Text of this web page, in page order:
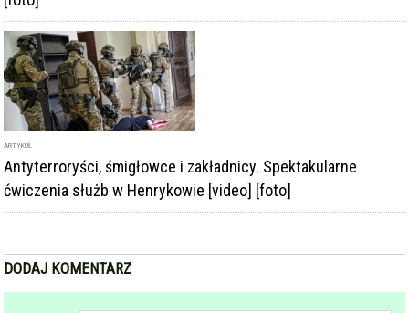
ARTYKUŁ
Antyterroryści, śmigłowce i zakładnicy. Spektakularne
ćwiczenia służb w Henrykowie [video] [foto]
DODAJ KOMENTARZ